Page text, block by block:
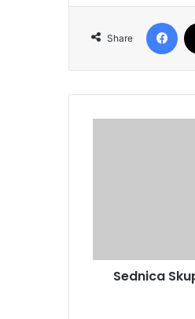
Share
Sednica